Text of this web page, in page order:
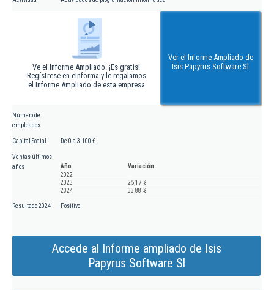
Ve el Informe Ampliado. ¡Es gratis!
Regístrese en eInforma y le regalamos
el Informe Ampliado de esta empresa
Ver el Informe Ampliado de
Isis Papyrus Software Sl
Número de
empleados
Capital Social De 0 a 3.100 €
Ventas últimos
años
Año
Variación
2022
2023
25,17 %
2024
33,88 %
Resultado 2024 Positivo
Accede al Informe ampliado de Isis
Papyrus Software Sl